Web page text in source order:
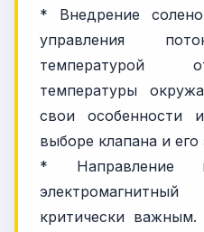
* Внедрение
управления
температурой
температуры
свои особенности
выборе клапана и его
* Направление
критически